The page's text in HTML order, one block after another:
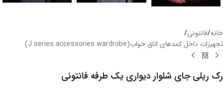
خانه/فانتونی/
تجهیزات داخل کمدهای اتاق خواب(J series accessories wardrobe)
رک ریلی جای شلوار دیواری یک طرفه فانتونی